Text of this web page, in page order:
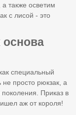
также осветим
с лисой - это
основа
специальный
просто рюкзак, а
поколения. Приказ в
аж от короля!